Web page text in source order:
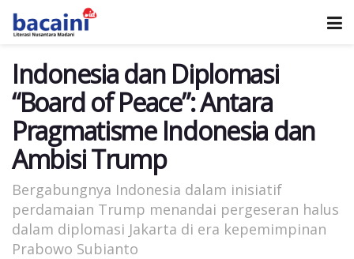
Indonesia dan Diplomasi
“Board of Peace”: Antara
Pragmatisme Indonesia dan
Ambisi Trump
Bergabungnya Indonesia dalam inisiatif
perdamaian Trump menandai pergeseran halus
dalam diplomasi Jakarta di era kepemimpinan
Prabowo Subianto